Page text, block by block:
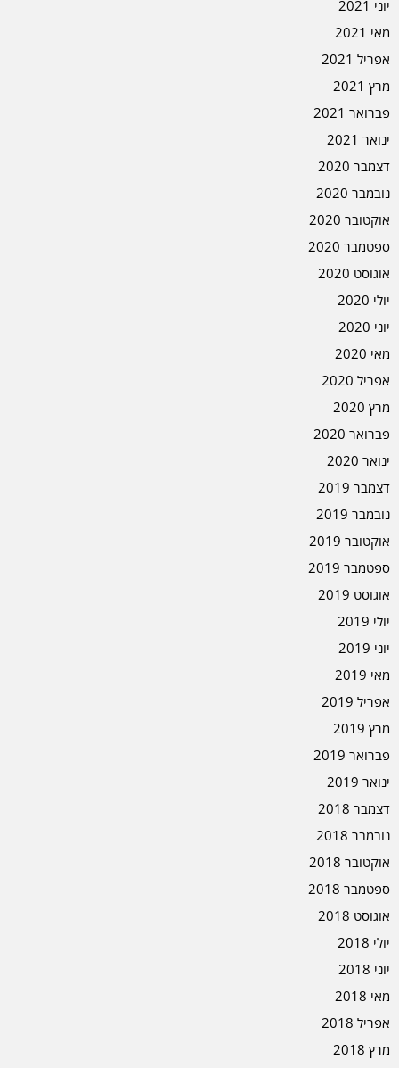
יוני 2021
מאי 2021
אפריל 2021
מרץ 2021
פברואר 2021
ינואר 2021
דצמבר 2020
נובמבר 2020
אוקטובר 2020
ספטמבר 2020
אוגוסט 2020
יולי 2020
יוני 2020
מאי 2020
אפריל 2020
מרץ 2020
פברואר 2020
ינואר 2020
דצמבר 2019
נובמבר 2019
אוקטובר 2019
ספטמבר 2019
אוגוסט 2019
יולי 2019
יוני 2019
מאי 2019
אפריל 2019
מרץ 2019
פברואר 2019
ינואר 2019
דצמבר 2018
נובמבר 2018
אוקטובר 2018
ספטמבר 2018
אוגוסט 2018
יולי 2018
יוני 2018
מאי 2018
אפריל 2018
מרץ 2018